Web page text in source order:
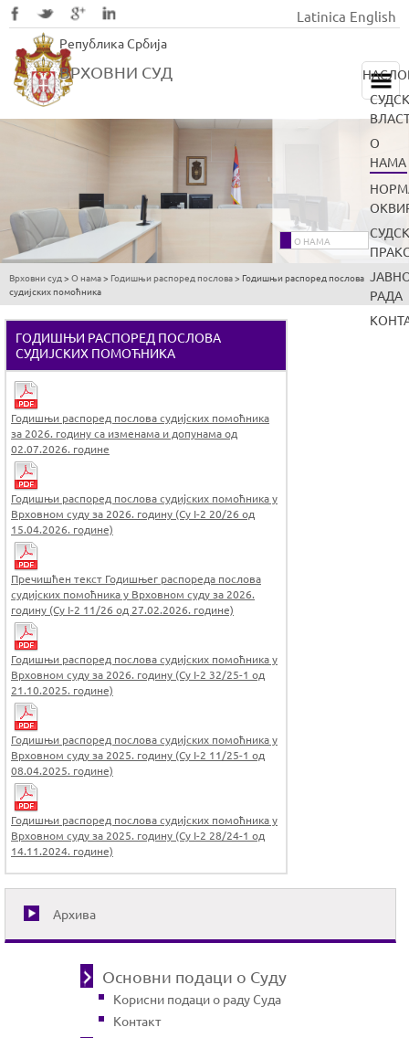
to
main
Република Србија
ВРХОВНИ СУД
Latinica English
О
НАМА
РАДА
О НАМА
You
here
Врховни суд > О нама> Годишњи распоред послова> Годишњи распоред послова
судијских помоћника
ГОДИШЊИ РАСПОРЕД ПОСЛОВА
СУДИЈСКИХ ПОМОЋНИКА
Годишњи распоред послова судијских помоћника
за 2026. годину са изменама и допунама од
02.07.2026. године
Годишњи распоред послова судијских помоћника у
Врховном суду за 2026. годину (Су I-2 20/26 од
15.04.2026. године)
Пречишћен текст Годишњег распореда послова
судијских помоћника у Врховном суду за 2026.
годину (Су I-2 11/26 од 27.02.2026. године)
Годишњи распоред послова судијских помоћника у
Врховном суду за 2026. годину (Су I-2 32/25-1 од
21.10.2025. године)
Годишњи распоред послова судијских помоћника у
Врховном суду за 2025. годину (Су I-2 11/25-1 од
08.04.2025. године)
Годишњи распоред послова судијских помоћника у
Врховном суду за 2025. годину (Су I-2 28/24-1 од
14.11.2024. године)
Архива
Основни подаци о Суду
Корисни подаци о раду Суда
Контакт